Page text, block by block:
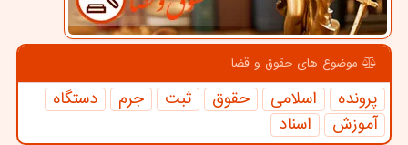
موضوع های حقوق و قضا
پرونده اسلامی حقوق ثبت جرم
دستگاه
آموزش
اسناد